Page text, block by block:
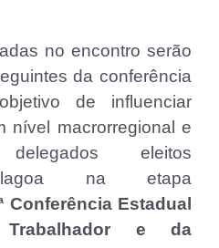
no encontro serão
da conferência
de influenciar
nível macrorregional e
eleitos
na etapa
Conferência Estadual
e da